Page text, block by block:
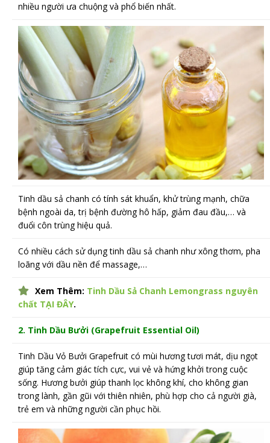
nhiều người ưa chuộng và phổ biến nhất.
Tinh dầu sả chanh có tính sát khuẩn, khử trùng mạnh, chữa
bệnh ngoài da, trị bệnh đường hô hấp, giảm đau đầu,… và
đuổi côn trùng hiệu quả.
Có nhiều cách sử dụng tinh dầu sả chanh như xông thơm, pha
loãng với dầu nền để massage,…
Xem Thêm: Tinh Dầu Sả Chanh Lemongrass nguyên
chất TẠI ĐÂY.
2. Tinh Dầu Bưởi (Grapefruit Essential Oil)
Tinh Dầu Vỏ Bưởi Grapefruit có mùi hương tươi mát, dịu ngọt
giúp tăng cảm giác tích cực, vui vẻ và hứng khởi trong cuộc
sống. Hương bưởi giúp thanh lọc không khí, cho không gian
trong lành, gần gũi với thiên nhiên, phù hợp cho cả người già,
trẻ em và những người cần phục hồi.